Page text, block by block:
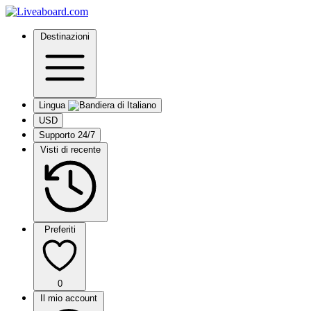
Destinazioni
Lingua
USD
Supporto 24/7
Visti di recente
Preferiti
0
Il mio account